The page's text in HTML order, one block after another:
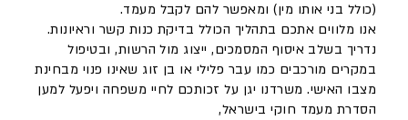
(כולל בני אותו מין) ומאפשר להם לקבל מעמד.
אנו מלווים אתכם בתהליך הכולל בדיקת כנות קשר וראיונות.
נדריך בשלב איסוף המסמכים, ייצוג מול הרשות, ובטיפול
במקרים מורכבים כמו עבר פלילי או בן זוג שאינו פנוי מבחינת
מצבו האישי. משרדנו יגן על זכותכם לחיי משפחה ויפעל למען
הסדרת מעמד חוקי בישראל,